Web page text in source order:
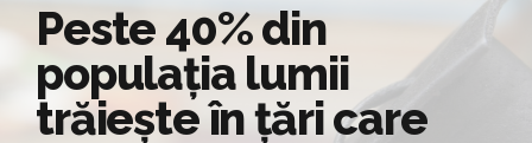
Peste 40% din
populația lumii
trăiește în țări care